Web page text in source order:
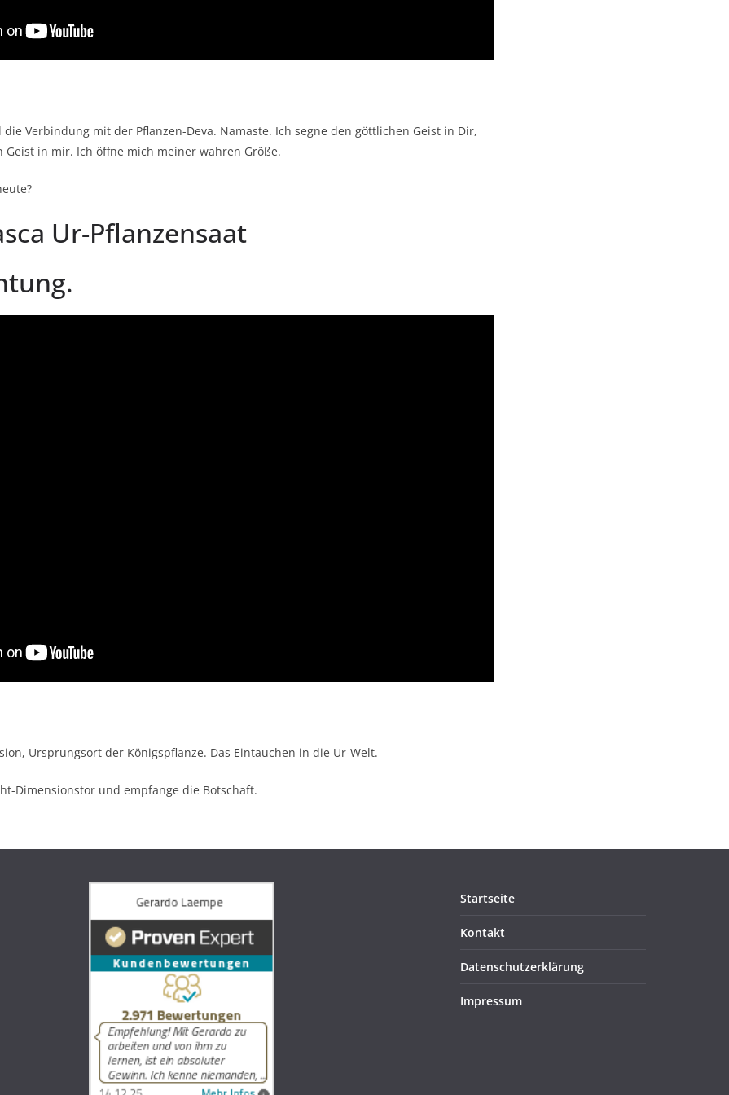
Verbindung mit der Pflanzen-Deva. Namaste. Ich segne den göttlichen Geist in Dir,
Geist in mir. Ich öffne mich meiner wahren Größe.
Ur-Pflanzensaat
Ursprungsort der Königspflanze. Das Eintauchen in die Ur-Welt.
Dimensionstor und empfange die Botschaft.
Startseite
Kontakt
Datenschutzerklärung
Impressum